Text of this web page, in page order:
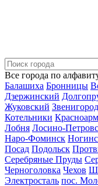
Все города по
Балашиха Бронницы
Дзержинский
Жуковский Звенигород
Котельники
Лобня Лосино-
Наро-Фоминск
Посад Подольск
Серебряные Пруды
Черноголовка Чехов
Электросталь пос.